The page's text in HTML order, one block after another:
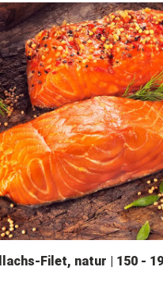
Filet, natur | 150 -